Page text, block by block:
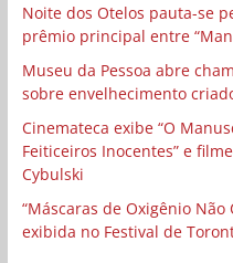
Noite dos Otelos pauta-se
prêmio principal entre
Museu da Pessoa abre
sobre envelhecimento
Cinemateca exibe “O
Feiticeiros Inocentes” e
Cybulski
“Máscaras de Oxigênio
exibida no Festival de